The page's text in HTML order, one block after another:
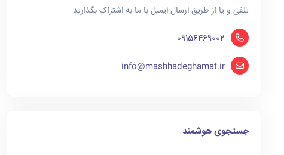
تلفی و یا از طریق ارسال ایمیل با ما به اشتراک بگذارید
09156469002
info@mashhadeghamat.ir
جستجوی هوشمند